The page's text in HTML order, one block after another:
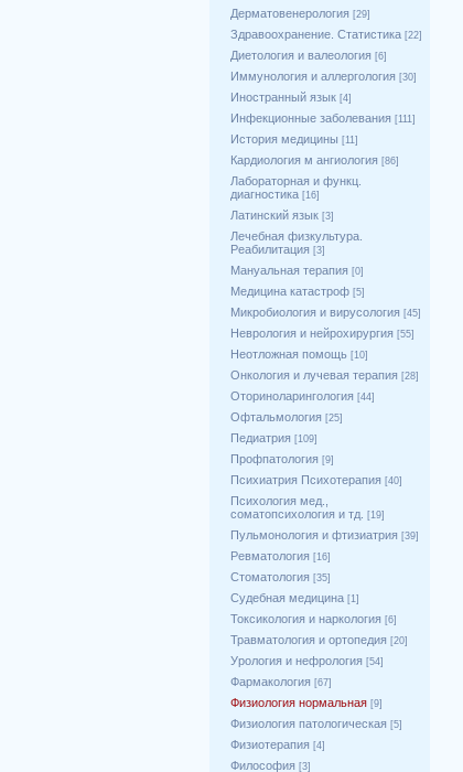
Дерматовенерология [29]
Здравоохранение. Статистика [22]
Диетология и валеология [6]
Иммунология и аллергология [30]
Иностранный язык [4]
Инфекционные заболевания [111]
История медицины [11]
Кардиология м ангиология [86]
Лабораторная и функц.
диагностика [16]
Латинский язык [3]
Лечебная физкультура.
Реабилитация [3]
Мануальная терапия [0]
Медицина катастроф [5]
Микробиология и вирусология [45]
Неврология и нейрохирургия [55]
Неотложная помощь [10]
Онкология и лучевая терапия [28]
Оториноларингология [44]
Офтальмология [25]
Педиатрия [109]
Профпатология [9]
Психиатрия Психотерапия [40]
Психология мед.,
соматопсихология и тд.
[19]
Пульмонология и фтизиатрия [39]
Ревматология [16]
Стоматология [35]
Судебная медицина [1]
Токсикология и наркология [6]
Травматология и ортопедия [20]
Урология и нефрология [54]
Фармакология [67]
Физиология нормальная [9]
Физиология патологическая [5]
Физиотерапия [4]
Философия [3]